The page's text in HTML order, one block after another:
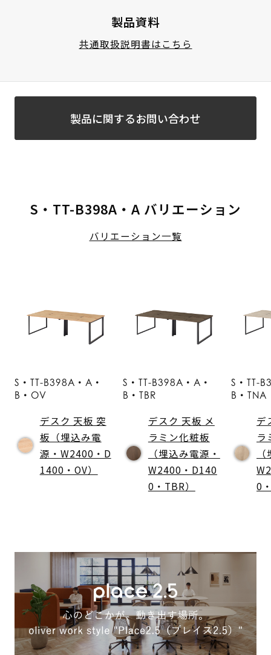
製品資料
共通取扱説明書はこちら
製品に関するお問い合わせ
S・TT-B398A・A バリエーション
バリエーション一覧
S・TT-B398A・A・
B・OV
デスク 天板 突
板（埋込み電
源・W2400・D
1400・OV）
S・TT-B398A・A・
B・TBR
デスク 天板 メ
ラミン化粧板
（埋込み電源・
W2400・D140
0・TBR）
S・TT-
B・TNA
デ
ラ
0